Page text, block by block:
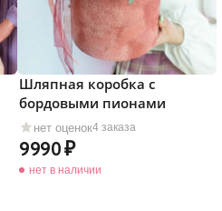
нет оценок4 заказа
Шляпная коробка с
бордовыми пионами
9990
нет в наличии